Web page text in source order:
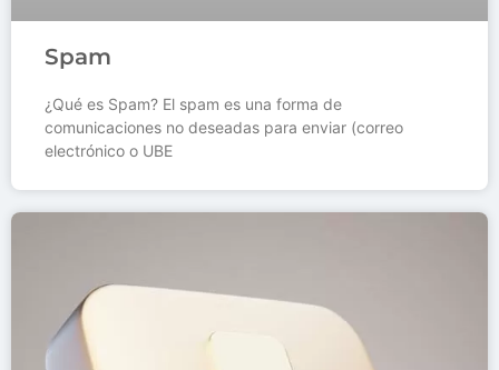
Spam
¿Qué es Spam? El spam es una forma de
comunicaciones no deseadas para enviar (correo
electrónico o UBE